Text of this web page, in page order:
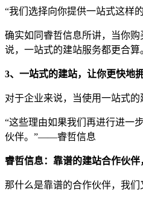
“我们选择向你提供一站式这样
确实如同睿哲信息所讲，当你
说，一站式的建站服务都更合算
3、一站式的建站，让你更快地
对于企业来说，当使用一站式
“这些理由如果我们再进行进一
伙伴。”——睿哲信息
睿哲信息：靠谱的建站合作伙
那什么是靠谱的合作伙伴，我